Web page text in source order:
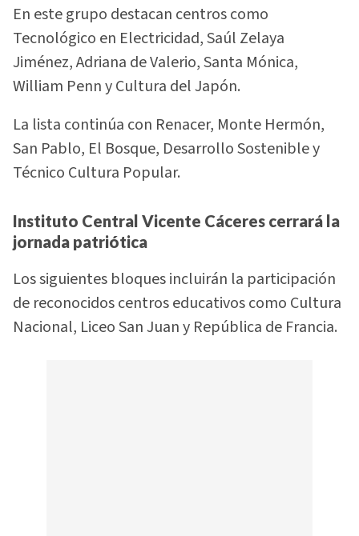
En este grupo destacan centros como
Tecnológico en Electricidad, Saúl Zelaya
Jiménez, Adriana de Valerio, Santa Mónica,
William Penn y Cultura del Japón.
La lista continúa con Renacer, Monte Hermón,
San Pablo, El Bosque, Desarrollo Sostenible y
Técnico Cultura Popular.
Instituto Central Vicente Cáceres cerrará la
jornada patriótica
Los siguientes bloques incluirán la participación
de reconocidos centros educativos como Cultura
Nacional, Liceo San Juan y República de Francia.